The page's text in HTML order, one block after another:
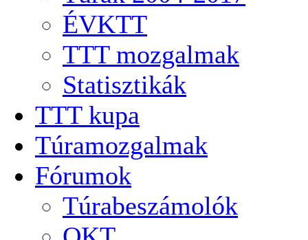
ÉVKTT
TTT mozgalmak
Statisztikák
TTT kupa
Túramozgalmak
Fórumok
Túrabeszámolók